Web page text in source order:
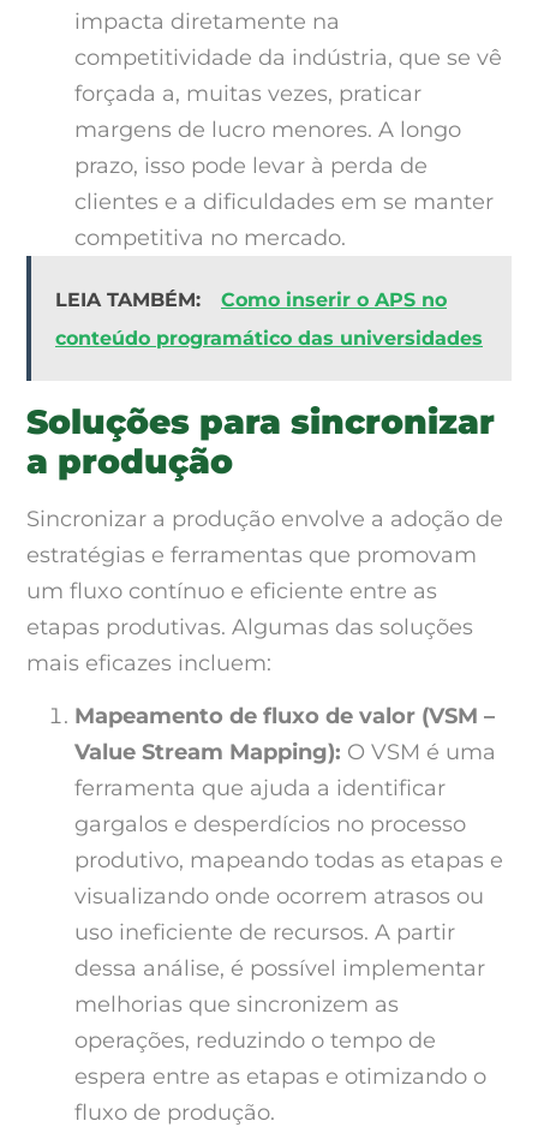
impacta diretamente na
competitividade da indústria, que se vê
forçada a, muitas vezes, praticar
margens de lucro menores. A longo
prazo, isso pode levar à perda de
clientes e a dificuldades em se manter
competitiva no mercado.
LEIA TAMBÉM:
Como inserir o APS no
conteúdo programático das universidades
Soluções para sincronizar
a produção
Sincronizar a produção envolve a adoção de
estratégias e ferramentas que promovam
um fluxo contínuo e eficiente entre as
etapas produtivas. Algumas das soluções
mais eficazes incluem:
Mapeamento de fluxo de valor (VSM –
Value Stream Mapping): O VSM é uma
ferramenta que ajuda a identificar
gargalos e desperdícios no processo
produtivo, mapeando todas as etapas e
visualizando onde ocorrem atrasos ou
uso ineficiente de recursos. A partir
dessa análise, é possível implementar
melhorias que sincronizem as
operações, reduzindo o tempo de
espera entre as etapas e otimizando o
fluxo de produção.